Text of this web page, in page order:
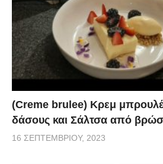
(Creme brulee) Κρεμ
δάσους και Σάλτσα από
16 ΣΕΠΤΕΜΒΡΊΟΥ, 2023